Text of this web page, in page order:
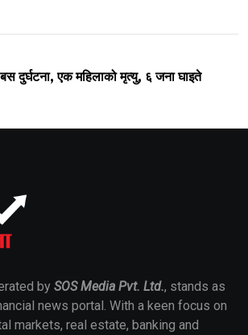
बस दुर्घटना, एक महिलाको मृत्यु, ६ जना घाइते
by SOS Media Pvt. Ltd., stands as
news portal. With a keen focus on
markets, real estate, banking and